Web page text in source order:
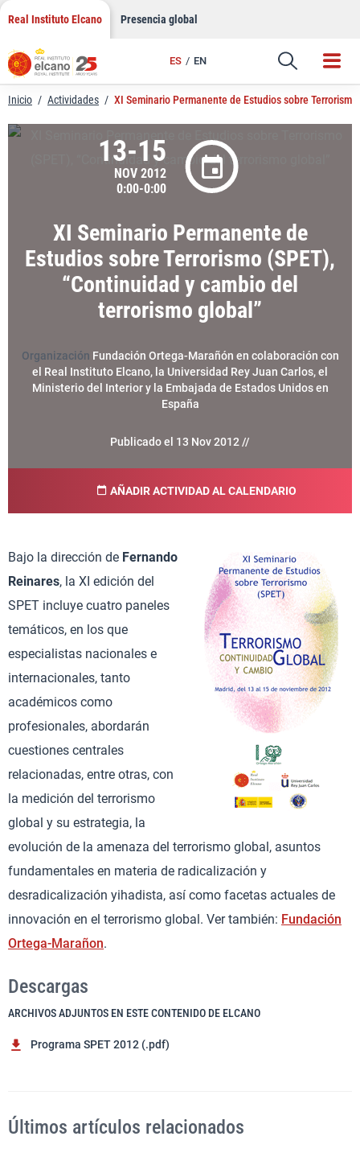
Saltar
contenido
Real Instituto Elcano Presencia global
ES EN
Enlace
Inicio / Actividades / XI Seminario Permanente de Estudios sobre
XI Seminario Permanente de
Estudios sobre Terrorismo (SPET),
“Continuidad y cambio del
terrorismo global”
13-15
NOV 2012
0:00-0:00
Organización Fundación Ortega-Marañón en colaboración con
el Real Instituto Elcano, la Universidad Rey Juan Carlos, el
Ministerio del Interior y la Embajada de Estados Unidos en
España
Publicado el 13 Nov 2012 //
AÑADIR ACTIVIDAD AL CALENDARIO
Bajo la dirección de Fernando
Reinares, la XI edición del
SPET incluye cuatro paneles
temáticos, en los que
especialistas nacionales e
internacionales, tanto
académicos como
profesionales, abordarán
cuestiones centrales
relacionadas, entre otras, con
la medición del terrorismo
global y su estrategia, la
evolución de la amenaza del terrorismo global, asuntos
fundamentales en materia de radicalización y
desradicalización yihadista, así como facetas actuales de
innovación en el terrorismo global. Ver también: Fundación
Ortega-Marañon.
Descargas
ARCHIVOS ADJUNTOS EN ESTE CONTENIDO DE ELCANO
Programa SPET 2012 (.pdf)
Últimos artículos relacionados